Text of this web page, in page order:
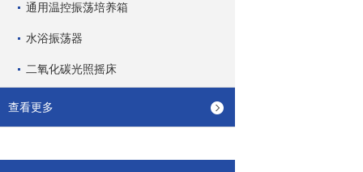
通用温控振荡培养箱
水浴振荡器
二氧化碳光照摇床
查看更多